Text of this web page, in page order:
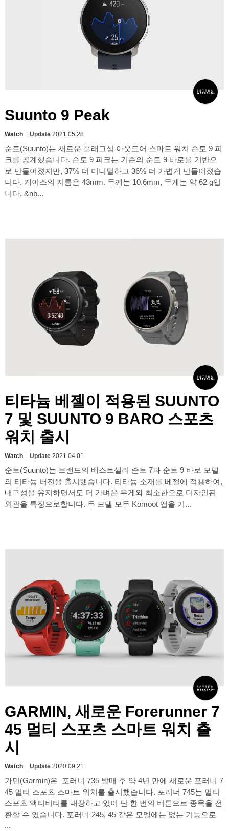
Suunto 9 Peak
Watch Update 2021.05.28
순토(Suunto)는 새로운 플래그십 아웃도어 스마트 워치 순토 9 피
크를 공계했습니다. 순토 9 피크는 기존의 순토 9 바로를 기반으
로 만들어졌지만, 37% 더 미니멀하고 36% 더 가볍게 만들어졌습
니다. 케이스의 지름은 43mm. 두께는 10.6mm, 무게는 약 62 g입
니다. &nb...
티타늄 베젤이 적용된 SUUNTO
7 및 SUUNTO 9 BARO 스포츠
워치 출시
Watch Update 2021.04.01
순토(Suunto)는 브랜드의 베스트셀러 순토 7과 순토 9 바로 모델
의 티타늄 버전을 출시했습니다. 티타늄 소재를 베젤에 적용하여,
내구성을 유지하면서도 더 가벼운 무게와 최소한으로 디자인된
외관을 특징으로합니다. 두 모델 모두 Komoot 앱을 기...
GARMIN, 새로운 Forerunner 7
45 멀티 스포츠 스마트 워치 출
시
Watch Update 2020.09.21
가민(Garmin)은 포러너 735 발매 후 약 4년 만에 새로운 포러너 7
45 멀티 스포츠 스마트 워치를 출시했습니다. 포러너 745는 멀티
스포츠 액티비티를 내장하고 있어 단 한 번의 버튼으로 종목을 전
환할 수 있습니다. 포러너 245, 45 같은 모델에는 없는 기능으로
...